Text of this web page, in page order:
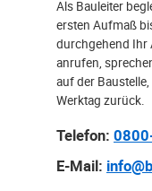
Als Bauleiter
ersten Aufmaß
durchgehend Ihr
anrufen,
auf der
Werktag zurück.
Telefon:
E-Mail: